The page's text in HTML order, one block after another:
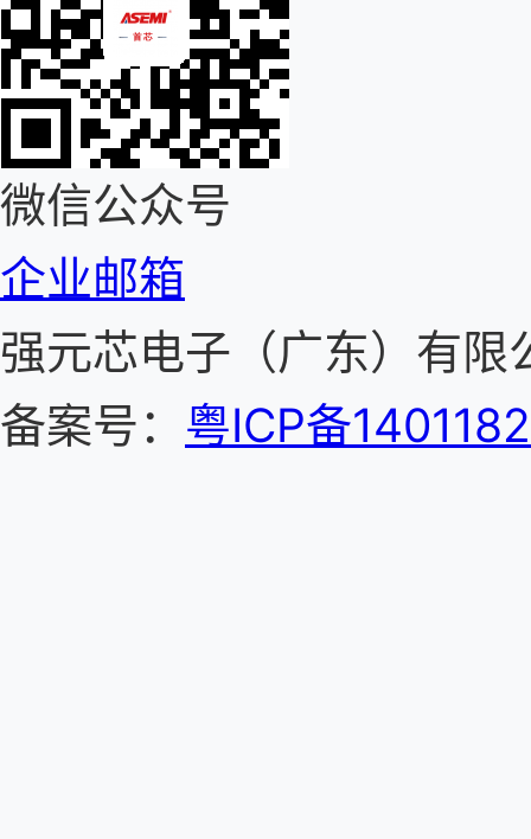
微信公众号
企业邮箱
强元芯电子（广东）
备案号： 粤ICP备